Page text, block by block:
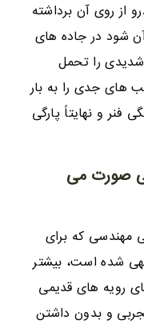
از روی آن برداشته
شود در جاده های
را تحمل
های جدی را به بار
فنر و نهایتاً پارگی
صورت می
مهندسی که برای
شده است، بیشتر
رویه های قدیمی
و بدون داشتن